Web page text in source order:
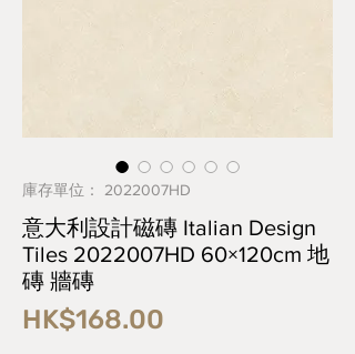
庫存單位： 2022007HD
意大利設計磁磚 Italian Design
Tiles 2022007HD 60×120cm 地
磚 牆磚
HK$168.00